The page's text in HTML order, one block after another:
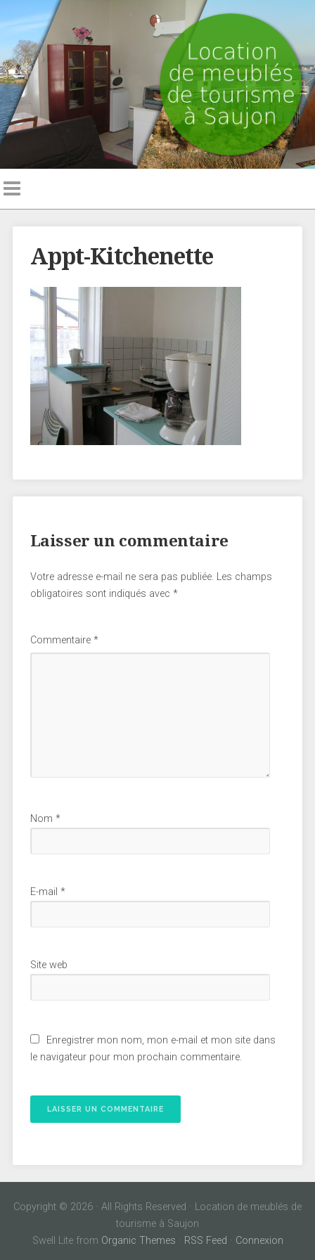
Appt-Kitchenette
Laisser un commentaire
Votre adresse e-mail ne sera pas publiée. Les champs
obligatoires sont indiqués avec *
Commentaire *
Nom *
E-mail *
Site web
Enregistrer mon nom, mon e-mail et mon site dans
le navigateur pour mon prochain commentaire.
Copyright © 2026 · All Rights Reserved · Location de meublés de
tourisme à Saujon
Swell Lite from Organic Themes · RSS Feed · Connexion